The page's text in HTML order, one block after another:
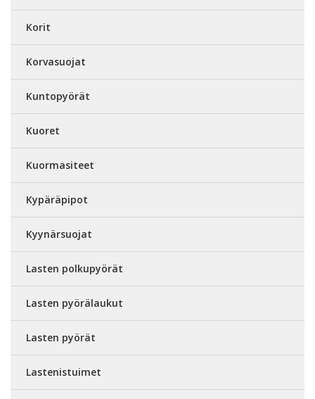
Korit
Korvasuojat
Kuntopyörät
Kuoret
Kuormasiteet
Kypäräpipot
Kyynärsuojat
Lasten polkupyörät
Lasten pyörälaukut
Lasten pyörät
Lastenistuimet